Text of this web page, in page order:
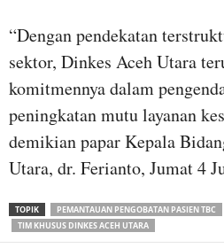
“Dengan pendekatan
sektor, Dinkes Aceh Utara
komitmennya dalam
peningkatan mutu layanan
demikian papar Kepala
Utara, dr. Ferianto, Jumat 4
TOPIK PEMANTAUAN PENGOBATAN PASIEN TBC
TIM KHUSUS DINKES ACEH UTARA